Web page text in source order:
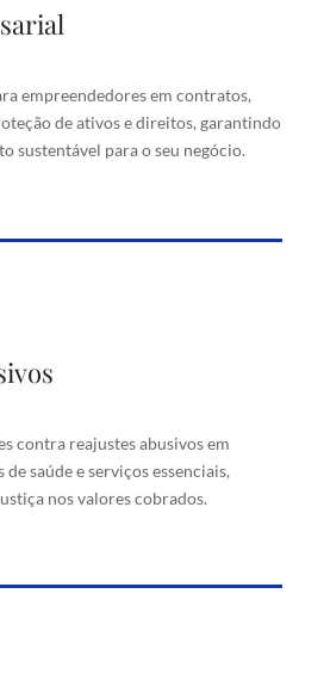
empreendedores em contratos,
de ativos e direitos, garantindo
sustentável para o seu negócio.
Empresarial
societárias, proteção de ativos
segurança e crescimento
para o seu negócio.
contra reajustes abusivos em
saúde e serviços essenciais,
nos valores cobrados.
Abusivos
planos de saúde e serviços
equilíbrio e justiça nos valores
cobrados.